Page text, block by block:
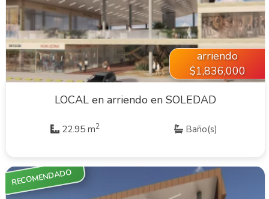
VER INMUEBLE
arriendo
$1,836,000
LOCAL en arriendo en SOLEDAD
22.95 m2 Baño(s)
RECOMENDADO